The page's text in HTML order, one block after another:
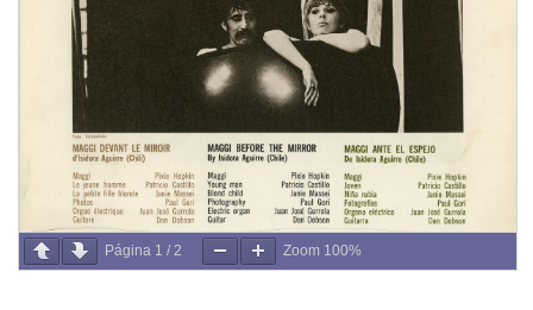
Página 1 / 2 Zoom 100%